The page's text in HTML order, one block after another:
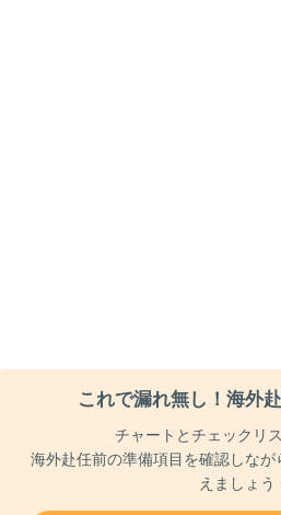
これで漏れ無し！海外
チャートとチェックリ
海外赴任前の準備項目を確認しな
えましょう